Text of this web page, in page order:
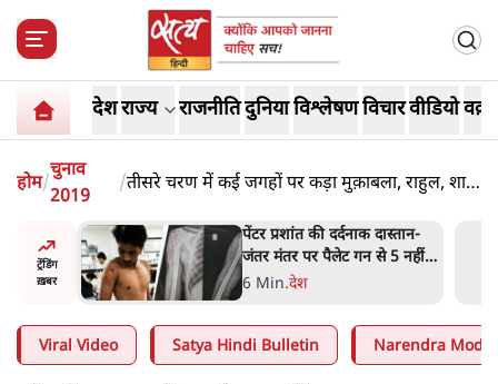
देशराज्य राजनीतिदुनियाविश्लेषणविचारवीडियो
होम/
चुनाव
2019
/तीसरे चरण में कई जगहों पर कड़ा मुक़ाबला, राहुल, शाह
ट्रेंडिंग
ख़बर
5 नहीं,
क्या 95 साल पुराने भारतीय
सांख्यिकी संस्थान की स्वायत्तता पर
भी अब मंडरा रहा ख़तरा?
8 Min.विश्लेषण
Viral Video Satya Hindi Bulletin Narendra Modi